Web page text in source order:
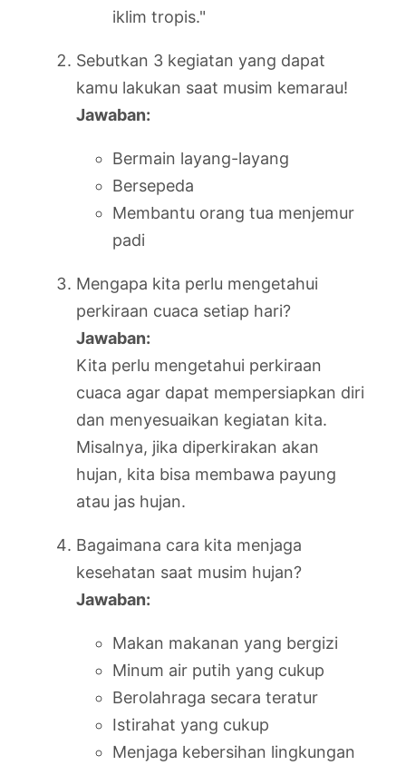
iklim tropis."
Sebutkan 3 kegiatan yang dapat
kamu lakukan saat musim kemarau!
Jawaban:
Bermain layang-layang
Bersepeda
Membantu orang tua menjemur
padi
Mengapa kita perlu mengetahui
perkiraan cuaca setiap hari?
Jawaban:
Kita perlu mengetahui perkiraan
cuaca agar dapat mempersiapkan diri
dan menyesuaikan kegiatan kita.
Misalnya, jika diperkirakan akan
hujan, kita bisa membawa payung
atau jas hujan.
Bagaimana cara kita menjaga
kesehatan saat musim hujan?
Jawaban:
Makan makanan yang bergizi
Minum air putih yang cukup
Berolahraga secara teratur
Istirahat yang cukup
Menjaga kebersihan lingkungan